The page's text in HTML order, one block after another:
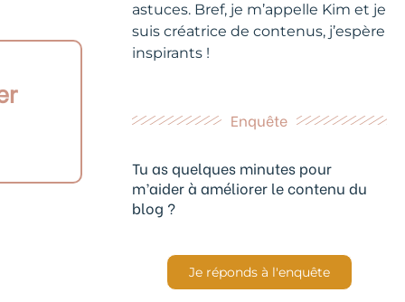
astuces. Bref, je m’appelle Kim et je
suis créatrice de contenus, j’espère
inspirants !
Enquête
Tu as quelques minutes pour
m’aider à améliorer le contenu du
blog ?
Je réponds à l'enquête